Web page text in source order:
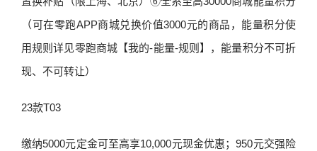
（可在零跑APP商城兑换价值3000元的商品，能量积分使
用规则详见零跑商城【我的-能量-规则】，能量积分不可折
现、不可转让）
23款T03
缴纳5000元定金可至高享10,000元现金优惠；950元交强险